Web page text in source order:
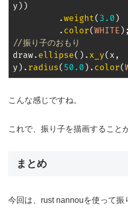
y ) )
.weight( 3.0 )
. color(WHITE ) ;
//振り子のおもり
draw. ellipse( ) . x_y( x ,
y ) . radius( 50.0 ) . color(
こんな感じですね。
これで、振り子を描画すること
まとめ
今回は、rust nannouを使って振